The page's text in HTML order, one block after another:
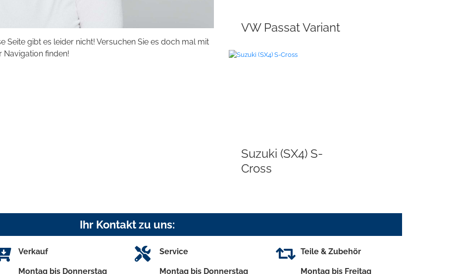
Seite gibt es leider nicht! Versuchen Sie es doch mal mit
Navigation finden!
VW Passat Variant
Suzuki (SX4) S-
Cross
Ihr Kontakt zu uns:
Verkauf
Montag bis Donnerstag
Service
Montag bis Donnerstag
Teile & Zubehör
Montag bis Freitag